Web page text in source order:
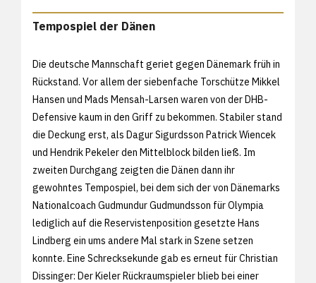
Tempospiel der Dänen
Die deutsche Mannschaft geriet gegen Dänemark früh in
Rückstand. Vor allem der siebenfache Torschütze Mikkel
Hansen und Mads Mensah-Larsen waren von der DHB-
Defensive kaum in den Griff zu bekommen. Stabiler stand
die Deckung erst, als Dagur Sigurdsson Patrick Wiencek
und Hendrik Pekeler den Mittelblock bilden ließ. Im
zweiten Durchgang zeigten die Dänen dann ihr
gewohntes Tempospiel, bei dem sich der von Dänemarks
Nationalcoach Gudmundur Gudmundsson für Olympia
lediglich auf die Reservistenposition gesetzte Hans
Lindberg ein ums andere Mal stark in Szene setzen
konnte. Eine Schrecksekunde gab es erneut für Christian
Dissinger: Der Kieler Rückraumspieler blieb bei einer